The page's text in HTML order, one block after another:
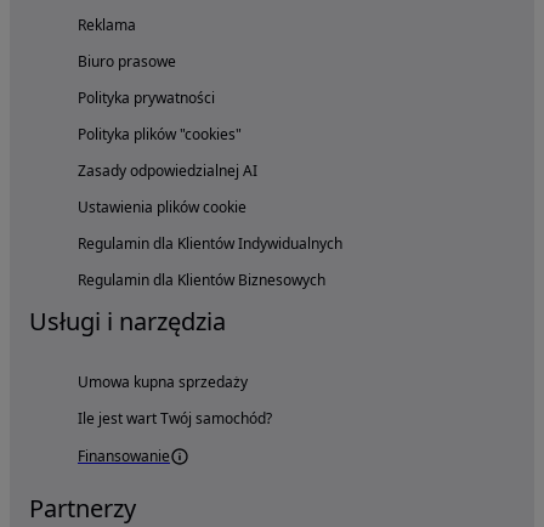
Reklama
Biuro prasowe
Polityka prywatności
Polityka plików "cookies"
Zasady odpowiedzialnej AI
Ustawienia plików cookie
Regulamin dla Klientów Indywidualnych
Regulamin dla Klientów Biznesowych
Usługi i narzędzia
Umowa kupna sprzedaży
Ile jest wart Twój samochód?
Finansowanie
Partnerzy